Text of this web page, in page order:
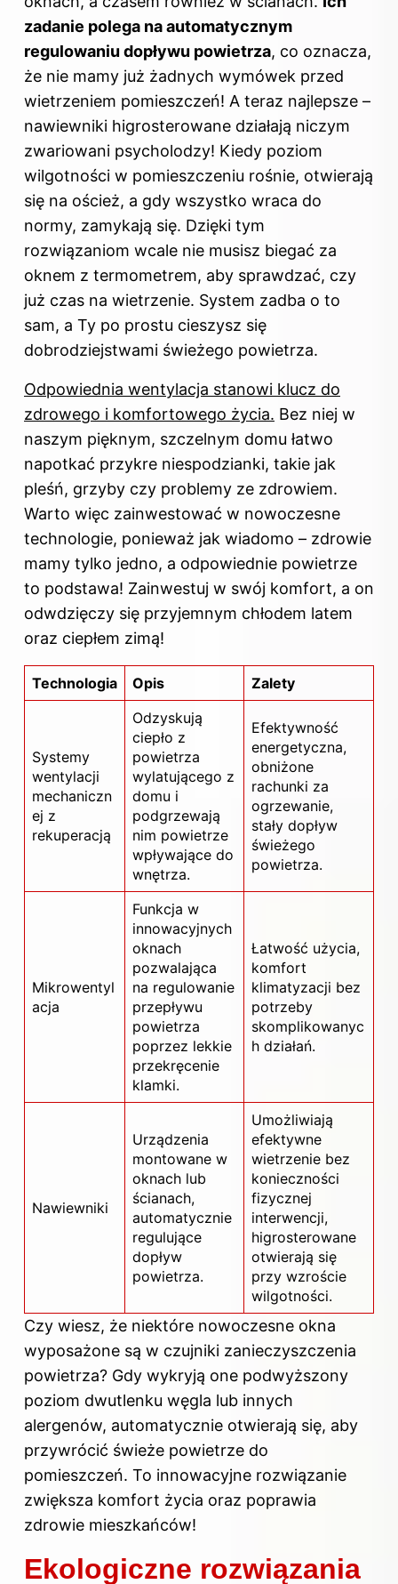
zadanie polega na automatycznym
regulowaniu dopływu powietrza, co oznacza,
że nie mamy już żadnych wymówek przed
wietrzeniem pomieszczeń! A teraz najlepsze –
nawiewniki higrosterowane działają niczym
zwariowani psycholodzy! Kiedy poziom
wilgotności w pomieszczeniu rośnie, otwierają
się na oścież, a gdy wszystko wraca do
normy, zamykają się. Dzięki tym
rozwiązaniom wcale nie musisz biegać za
oknem z termometrem, aby sprawdzać, czy
już czas na wietrzenie. System zadba o to
sam, a Ty po prostu cieszysz się
dobrodziejstwami świeżego powietrza.
Odpowiednia wentylacja stanowi klucz do
zdrowego i komfortowego życia. Bez niej w
naszym pięknym, szczelnym domu łatwo
napotkać przykre niespodzianki, takie jak
pleśń, grzyby czy problemy ze zdrowiem.
Warto więc zainwestować w nowoczesne
technologie, ponieważ jak wiadomo – zdrowie
mamy tylko jedno, a odpowiednie powietrze
to podstawa! Zainwestuj w swój komfort, a on
odwdzięczy się przyjemnym chłodem latem
oraz ciepłem zimą!
Technologia Opis Zalety
Systemy
wentylacji
mechaniczn
ej z
rekuperacją
Odzyskują
ciepło z
powietrza
wylatującego z
domu i
podgrzewają
nim powietrze
wpływające do
wnętrza.
Efektywność
energetyczna,
obniżone
rachunki za
ogrzewanie,
stały dopływ
świeżego
powietrza.
Mikrowentyl
acja
Funkcja w
innowacyjnych
oknach
pozwalająca
na regulowanie
przepływu
powietrza
poprzez lekkie
przekręcenie
klamki.
Łatwość użycia,
komfort
klimatyzacji bez
potrzeby
skomplikowanyc
h działań.
Nawiewniki
Urządzenia
montowane w
oknach lub
ścianach,
automatycznie
regulujące
dopływ
powietrza.
Umożliwiają
efektywne
wietrzenie bez
konieczności
fizycznej
interwencji,
higrosterowane
otwierają się
przy wzroście
wilgotności.
Czy wiesz, że niektóre nowoczesne okna
wyposażone są w czujniki zanieczyszczenia
powietrza? Gdy wykryją one podwyższony
poziom dwutlenku węgla lub innych
alergenów, automatycznie otwierają się, aby
przywrócić świeże powietrze do
pomieszczeń. To innowacyjne rozwiązanie
zwiększa komfort życia oraz poprawia
zdrowie mieszkańców!
Ekologiczne rozwiązania